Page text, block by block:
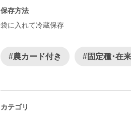
保存方法
袋に入れて冷蔵保存
#農カード付き #固定種･在
カテゴリ